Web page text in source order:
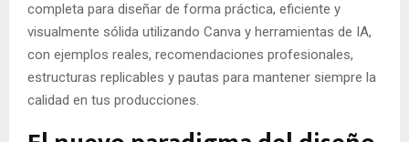
completa para diseñar de forma práctica, eficiente y
visualmente sólida utilizando Canva y herramientas de IA,
con ejemplos reales, recomendaciones profesionales,
estructuras replicables y pautas para mantener siempre la
calidad en tus producciones.